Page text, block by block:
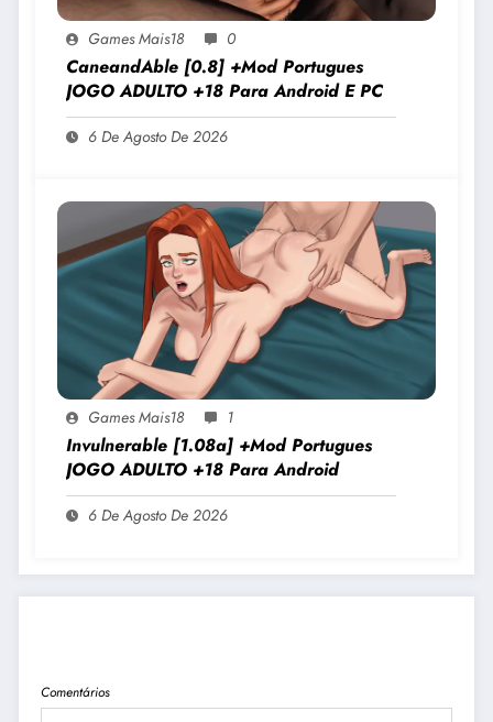
Games Mais18 0
CaneandAble [0.8] +Mod Portugues
JOGO ADULTO +18 Para Android E PC
6 De Agosto De 2026
Games Mais18 1
Invulnerable [1.08a] +Mod Portugues
JOGO ADULTO +18 Para Android
6 De Agosto De 2026
Comentários